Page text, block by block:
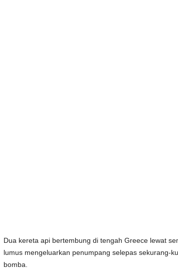
Dua kereta api bertembung di tengah Greece lewat
lumus mengeluarkan penumpang selepas sekurang-
bomba.